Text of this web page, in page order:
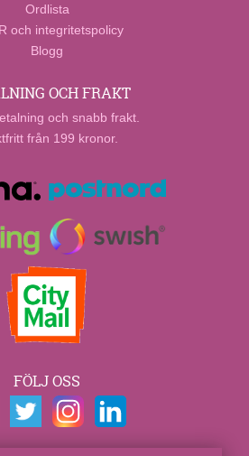
Ordlista
och integritetspolicy
Blogg
OCH FRAKT
och snabb frakt.
från 199 kronor.
FÖLJ OSS